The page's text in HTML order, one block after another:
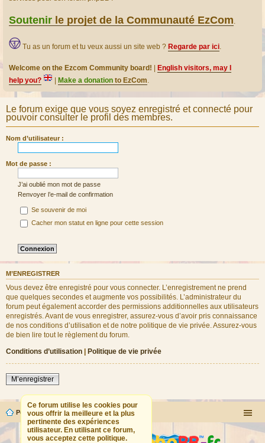
Soutenir le projet de la Communauté EzCom.
Tu as un forum et tu veux aussi un site web ? Regarde par ici.
Welcome on the Ezcom Community board!
English visitors, may I
help you?
Make a donation to EzCom.
Le forum exige que vous soyez enregistré et connecté pour
pouvoir consulter le profil des membres.
Nom d’utilisateur :
Mot de passe :
J’ai oublié mon mot de passe
Renvoyer l’e-mail de confirmation
Se souvenir de moi
Cacher mon statut en ligne pour cette session
M’ENREGISTRER
Vous devez être enregistré pour vous connecter. L’enregistrement ne prend
que quelques secondes et augmente vos possibilités. L’administrateur du
forum peut également accorder des permissions additionnelles aux utilisateurs
enregistrés. Avant de vous enregistrer, assurez-vous d’avoir pris connaissance
de nos conditions d’utilisation et de notre politique de vie privée. Assurez-vous
de bien lire tout le règlement du forum.
Conditions d’utilisation | Politique de vie privée
M’enregistrer
Ce forum utilise les cookies pour
vous offrir la meilleure et la plus
pertinente des expériences
utilisateur. En utilisant ce forum,
vous acceptez cette politique.
Portail Forum